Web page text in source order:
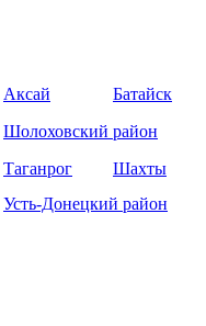
Аксай
Батайск
Шолоховский район
Таганрог
Шахты
Усть-Донецкий район